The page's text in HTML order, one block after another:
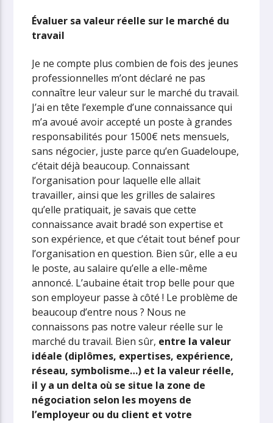
Évaluer sa valeur réelle sur le marché du
travail
Je ne compte plus combien de fois des jeunes
professionnelles m’ont déclaré ne pas
connaître leur valeur sur le marché du travail.
J’ai en tête l’exemple d’une connaissance qui
m’a avoué avoir accepté un poste à grandes
responsabilités pour 1500€ nets mensuels,
sans négocier, juste parce qu’en Guadeloupe,
c’était déjà beaucoup. Connaissant
l’organisation pour laquelle elle allait
travailler, ainsi que les grilles de salaires
qu’elle pratiquait, je savais que cette
connaissance avait bradé son expertise et
son expérience, et que c’était tout bénef pour
l’organisation en question. Bien sûr, elle a eu
le poste, au salaire qu’elle a elle-même
annoncé. L’aubaine était trop belle pour que
son employeur passe à côté ! Le problème de
beaucoup d’entre nous ? Nous ne
connaissons pas notre valeur réelle sur le
marché du travail. Bien sûr, entre la valeur
idéale (diplômes, expertises, expérience,
réseau, symbolisme…) et la valeur réelle,
il y a un delta où se situe la zone de
négociation selon les moyens de
l’employeur ou du client et votre